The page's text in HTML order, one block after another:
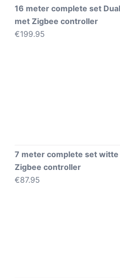
16 meter complete set
met Zigbee controller
€199.95
7 meter complete set
Zigbee controller
€87.95